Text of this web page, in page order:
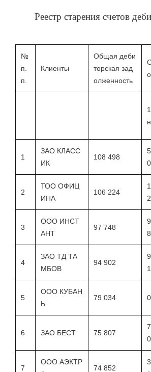
Реестр старения счетов
№
п.
п.
Клиенты
Общая деби
торская зад
олженность
1
ЗАО КЛАСС
ИК
108 498
0
2
ТОО ОФИЦ
ИНА
106 224
3
ООО ИНСТ
АНТ
97 748
8
4
ЗАО ТД ТА
МБОВ
94 902
1
5
ООО КУБАН
Ь
79 034 0
6 ЗАО БЕСТ 75 807
0
7
ООО АЭКТР
74 852